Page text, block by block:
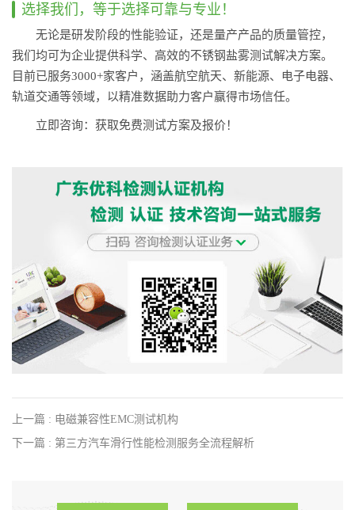
选择我们，等于选择可靠与专业！
无论是研发阶段的性能验证，还是量产产品的质量管控，
我们均可为企业提供科学、高效的不锈钢盐雾测试解决方案。
目前已服务3000+家客户，涵盖航空航天、新能源、电子电器、
轨道交通等领域，以精准数据助力客户赢得市场信任。
立即咨询：获取免费测试方案及报价！
上一篇 : 电磁兼容性EMC测试机构
下一篇 : 第三方汽车滑行性能检测服务全流程解析